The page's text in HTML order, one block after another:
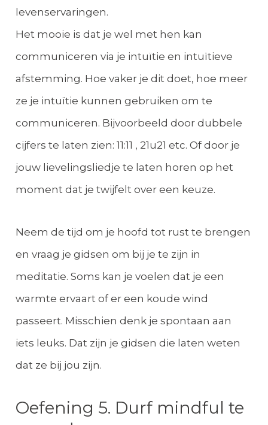
levenservaringen.
Het mooie is dat je wel met hen kan
communiceren via je intuïtie en intuïtieve
afstemming. Hoe vaker je dit doet, hoe meer
ze je intuïtie kunnen gebruiken om te
communiceren. Bijvoorbeeld door dubbele
cijfers te laten zien: 11:11 , 21u21 etc. Of door je
jouw lievelingsliedje te laten horen op het
moment dat je twijfelt over een keuze.
Neem de tijd om je hoofd tot rust te brengen
en vraag je gidsen om bij je te zijn in
meditatie. Soms kan je voelen dat je een
warmte ervaart of er een koude wind
passeert. Misschien denk je spontaan aan
iets leuks. Dat zijn je gidsen die laten weten
dat ze bij jou zijn.
Oefening 5. Durf mindful te